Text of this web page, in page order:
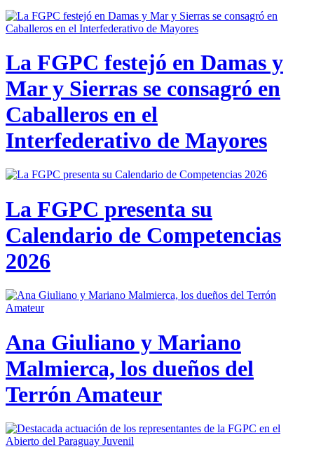
La FGPC festejó en Damas y
Mar y Sierras se consagró en
Caballeros en el
Interfederativo de Mayores
La FGPC presenta su
Calendario de Competencias
2026
Ana Giuliano y Mariano
Malmierca, los dueños del
Terrón Amateur